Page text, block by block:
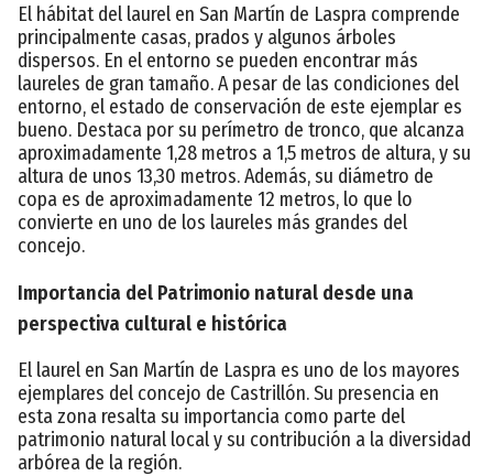
El hábitat del laurel en San Martín de Laspra comprende
principalmente casas, prados y algunos árboles
dispersos. En el entorno se pueden encontrar más
laureles de gran tamaño. A pesar de las condiciones del
entorno, el estado de conservación de este ejemplar es
bueno. Destaca por su perímetro de tronco, que alcanza
aproximadamente 1,28 metros a 1,5 metros de altura, y su
altura de unos 13,30 metros. Además, su diámetro de
copa es de aproximadamente 12 metros, lo que lo
convierte en uno de los laureles más grandes del
concejo.
Importancia del Patrimonio natural desde una
perspectiva cultural e histórica
El laurel en San Martín de Laspra es uno de los mayores
ejemplares del concejo de Castrillón. Su presencia en
esta zona resalta su importancia como parte del
patrimonio natural local y su contribución a la diversidad
arbórea de la región.